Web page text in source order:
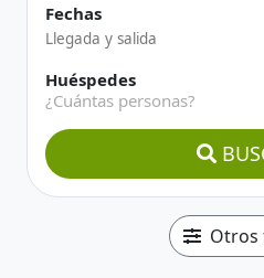
Fechas
Huéspedes
¿Cuántas personas?